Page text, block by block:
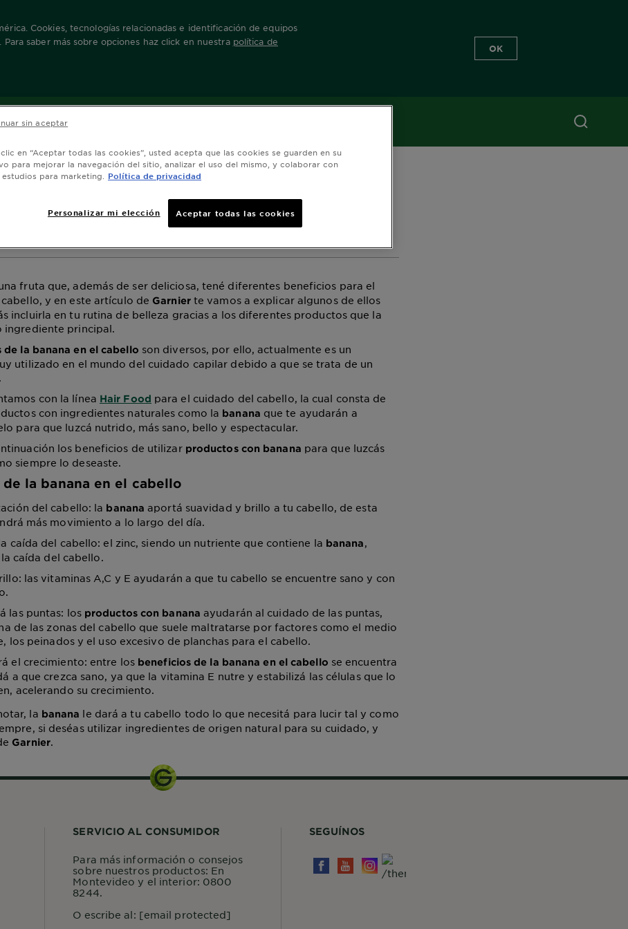
Cookies, tecnologías relacionadas e identificación de equipos
saber más sobre opciones haz click en nuestra política de
OK
como ingrediente
cuidado del cabello
abril 19, 2024
fruta que, además de ser deliciosa, tené diferentes beneficios para el
y en este artículo de Garnierte vamos a explicar algunos de ellos
incluirla en tu rutina de belleza gracias a los diferentes productos que la
ingrediente principal.
de la banana en el cabello son diversos, por ello, actualmente es un
utilizado en el mundo del cuidado capilar debido a que se trata de un
con la línea Hair Food para el cuidado del cabello, la cual consta de
con ingredientes naturales como la banana que te ayudarán a
para que luzcá nutrido, más sano, bello y espectacular.
los beneficios de utilizar productos con banana para que luzcás
siempre lo deseaste.
la banana en el cabello
del cabello: la banana aportá suavidad y brillo a tu cabello, de esta
más movimiento a lo largo del día.
caída del cabello: el zinc, siendo un nutriente que contiene la banana,
caída del cabello.
las vitaminas A,C y E ayudarán a que tu cabello se encuentre sano y con
las puntas: los productos con banana ayudarán al cuidado de las puntas,
de las zonas del cabello que suele maltratarse por factores como el medio
los peinados y el uso excesivo de planchas para el cabello.
el crecimiento: entre los beneficios de la banana en el cabello se encuentra
a que crezca sano, ya que la vitamina E nutre y estabilizá las células que lo
acelerando su crecimiento.
la banana le dará a tu cabello todo lo que necesitá para lucir tal y como
si deséas utilizar ingredientes de origen natural para su cuidado, y
Garnier.
SERVICIO AL CONSUMIDOR
Para más información o consejos
sobre nuestros productos: En
Montevideo y el interior: 0800
8244.
O escribe al: [email protected]
SEGUÍNOS
en “Aceptar todas las cookies”, usted acepta que las cookies se guarden en su
para mejorar la navegación del sitio, analizar el uso del mismo, y colaborar con
para marketing.
Política de privacidad
Personalizar mi elección Aceptar todas las cookies
sin aceptar